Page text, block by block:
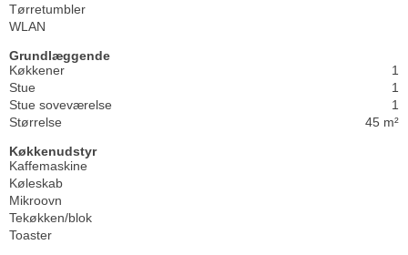
Tørretumbler
WLAN
Grundlæggende
Køkkener
1
Stue
1
Stue soveværelse
1
Størrelse
45 m²
Køkkenudstyr
Kaffemaskine
Køleskab
Mikroovn
Tekøkken/blok
Toaster